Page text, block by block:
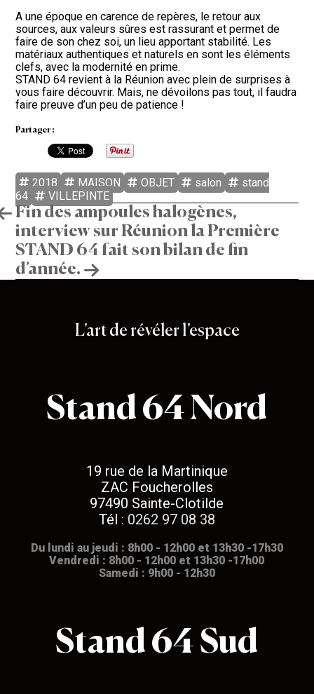
A une époque en carence de repères, le retour aux
sources, aux valeurs sûres est rassurant et permet de
faire de son chez soi, un lieu apportant stabilité. Les
matériaux authentiques et naturels en sont les éléments
clefs, avec la modernité en prime.
STAND 64 revient à la Réunion avec plein de surprises à
vous faire découvrir. Mais, ne dévoilons pas tout, il faudra
faire preuve d’un peu de patience !
Partager :
2018 MAISON OBJET salon
stand
64
VILLEPINTE
Navigation
de
l’article
Fin des ampoules halogènes,
interview sur Réunion la Première
STAND 64 fait son bilan de fin
d’année.
L’art de révéler l’espace
Stand 64 Nord
19 rue de la Martinique
ZAC Foucherolles
97490 Sainte-Clotilde
Tél : 0262 97 08 38
Du lundi au jeudi : 8h00 - 12h00 et 13h30 -17h30
Vendredi : 8h00 - 12h00 et 13h30 -17h00
Samedi : 9h00 - 12h30
Stand 64 Sud